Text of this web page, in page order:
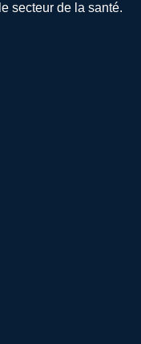
secteur de la santé.